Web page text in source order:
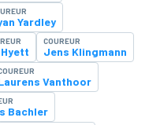
Yardley
COUREUR
Jens Klingmann
Vanthoor
Bachler